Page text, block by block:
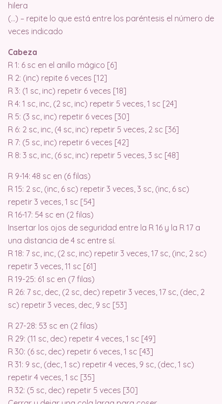
hilera
(…) – repite lo que está entre los paréntesis el número de
veces indicado
Cabeza
R 1: 6 sc en el anillo mágico [6]
R 2: (inc) repite 6 veces [12]
R 3: (1 sc, inc) repetir 6 veces [18]
R 4: 1 sc, inc, (2 sc, inc) repetir 5 veces, 1 sc [24]
R 5: (3 sc, inc) repetir 6 veces [30]
R 6: 2 sc, inc, (4 sc, inc) repetir 5 veces, 2 sc [36]
R 7: (5 sc, inc) repetir 6 veces [42]
R 8: 3 sc, inc, (6 sc, inc) repetir 5 veces, 3 sc [48]
R 9-14: 48 sc en (6 filas)
R 15: 2 sc, (inc, 6 sc) repetir 3 veces, 3 sc, (inc, 6 sc)
repetir 3 veces, 1 sc [54]
R 16-17: 54 sc en (2 filas)
Insertar los ojos de seguridad entre la R 16 y la R 17 a
una distancia de 4 sc entre sí.
R 18: 7 sc, inc, (2 sc, inc) repetir 3 veces, 17 sc, (inc, 2 sc)
repetir 3 veces, 11 sc [61]
R 19-25: 61 sc en (7 filas)
R 26: 7 sc, dec, (2 sc, dec) repetir 3 veces, 17 sc, (dec, 2
sc) repetir 3 veces, dec, 9 sc [53]
R 27-28: 53 sc en (2 filas)
R 29: (11 sc, dec) repetir 4 veces, 1 sc [49]
R 30: (6 sc, dec) repetir 6 veces, 1 sc [43]
R 31: 9 sc, (dec, 1 sc) repetir 4 veces, 9 sc, (dec, 1 sc)
repetir 4 veces, 1 sc [35]
R 32: (5 sc, dec) repetir 5 veces [30]